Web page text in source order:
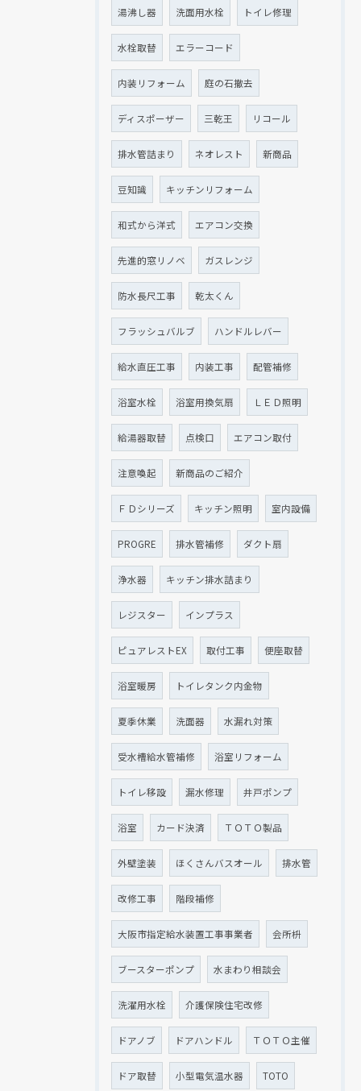
湯沸し器 洗面用水栓 トイレ修理
水栓取替 エラーコード
内装リフォーム 庭の石撤去
ディスポーザー 三乾王 リコール
排水管詰まり ネオレスト 新商品
豆知識 キッチンリフォーム
和式から洋式 エアコン交換
先進的窓リノベ ガスレンジ
防水長尺工事 乾太くん
フラッシュバルブ ハンドルレバー
給水直圧工事 内装工事 配管補修
浴室水栓 浴室用換気扇 ＬＥＤ照明
給湯器取替 点検口 エアコン取付
注意喚起 新商品のご紹介
ＦＤシリーズ キッチン照明 室内設備
PROGRE 排水管補修 ダクト扇
浄水器 キッチン排水詰まり
レジスター インプラス
ピュアレストEX 取付工事 便座取替
浴室暖房 トイレタンク内金物
夏季休業 洗面器 水漏れ対策
受水槽給水管補修 浴室リフォーム
トイレ移設 漏水修理 井戸ポンプ
浴室 カード決済 ＴＯＴＯ製品
外壁塗装 ほくさんバスオール 排水管
改修工事 階段補修
大阪市指定給水装置工事事業者 会所枡
ブースターポンプ 水まわり相談会
洗濯用水栓 介護保険住宅改修
ドアノブ ドアハンドル ＴＯＴＯ主催
ドア取替 小型電気温水器 TOTO